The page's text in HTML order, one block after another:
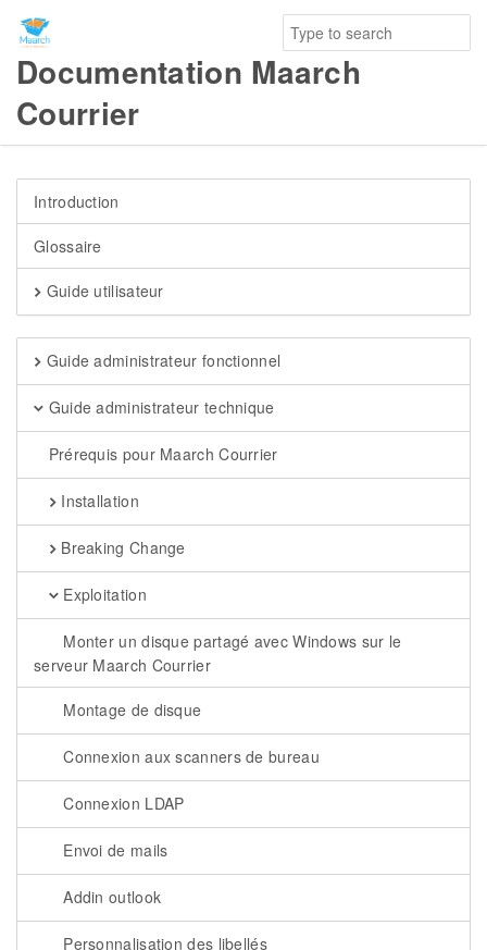
Documentation Maarch
Courrier
Introduction
Glossaire
Guide utilisateur
Guide administrateur fonctionnel
Guide administrateur technique
Prérequis pour Maarch Courrier
Installation
Breaking Change
Exploitation
Monter un disque partagé avec Windows sur le
serveur Maarch Courrier
Montage de disque
Connexion aux scanners de bureau
Connexion LDAP
Envoi de mails
Addin outlook
Personnalisation des libellés